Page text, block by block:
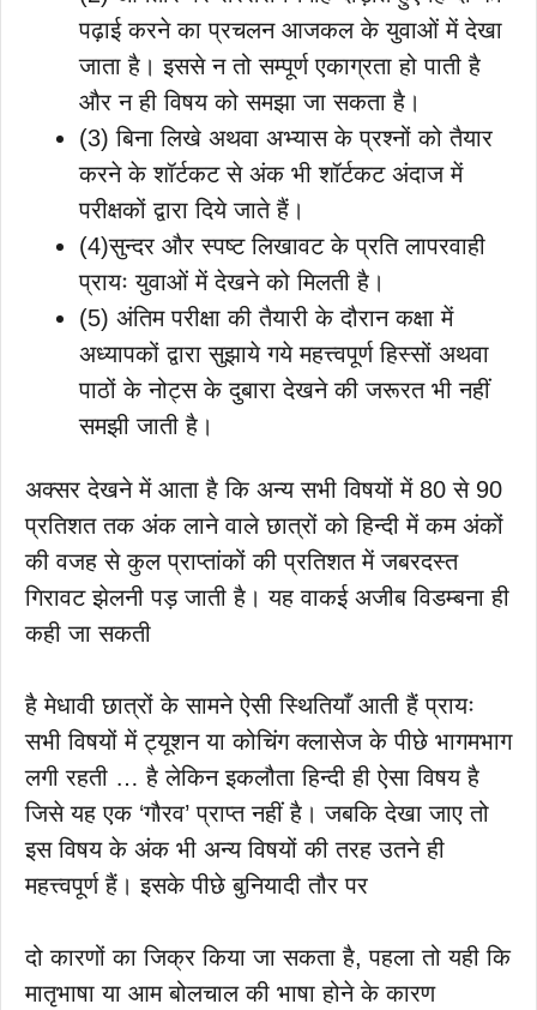
पढ़ाई करने का प्रचलन आजकल के युवाओं में देखा
जाता है। इससे न तो सम्पूर्ण एकाग्रता हो पाती है
और न ही विषय को समझा जा सकता है।
(3) बिना लिखे अथवा अभ्यास के प्रश्नों को तैयार
करने के शॉर्टकट से अंक भी शॉर्टकट अंदाज में
परीक्षकों द्वारा दिये जाते हैं।
(4)सुन्दर और स्पष्ट लिखावट के प्रति लापरवाही
प्रायः युवाओं में देखने को मिलती है।
(5) अंतिम परीक्षा की तैयारी के दौरान कक्षा में
अध्यापकों द्वारा सुझाये गये महत्त्वपूर्ण हिस्सों अथवा
पाठों के नोट्स के दुबारा देखने की जरूरत भी नहीं
समझी जाती है।
अक्सर देखने में आता है कि अन्य सभी विषयों में 80 से 90
प्रतिशत तक अंक लाने वाले छात्रों को हिन्दी में कम अंकों
की वजह से कुल प्राप्तांकों की प्रतिशत में जबरदस्त
गिरावट झेलनी पड़ जाती है। यह वाकई अजीब विडम्बना ही
कही जा सकती
है मेधावी छात्रों के सामने ऐसी स्थितियाँ आती हैं प्रायः
सभी विषयों में ट्यूशन या कोचिंग क्लासेज के पीछे भागमभाग
लगी रहती … है लेकिन इकलौता हिन्दी ही ऐसा विषय है
जिसे यह एक ‘गौरव’ प्राप्त नहीं है। जबकि देखा जाए तो
इस विषय के अंक भी अन्य विषयों की तरह उतने ही
महत्त्वपूर्ण हैं। इसके पीछे बुनियादी तौर पर
दो कारणों का जिक्र किया जा सकता है, पहला तो यही कि
मातृभाषा या आम बोलचाल की भाषा होने के कारण